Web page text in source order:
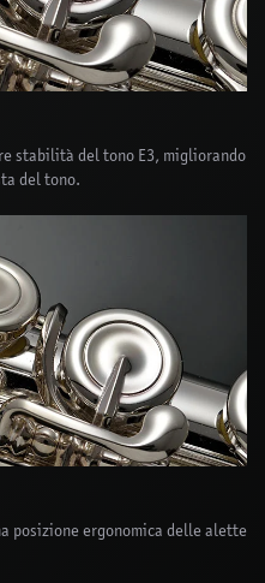
stabilità del tono E3, migliorando
del tono.
posizione ergonomica delle alette